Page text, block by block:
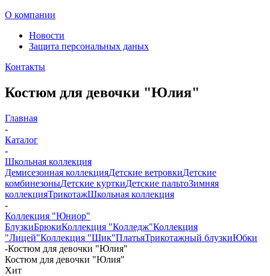
О компании
Новости
Защита персональных даных
Контакты
Костюм для девочки "Юлия"
Главная
-
Каталог
-
Школьная коллекция
Демисезонная коллекцияДетские ветровкиДетские
комбинезоныДетские курткиДетские пальтоЗимняя
коллекцияТрикотажШкольная коллекция
-
Коллекция "Юниор"
БлузкиБрюкиКоллекция "Колледж"Коллекция
"Лицей"Коллекция "Шик"ПлатьяТрикотажный блузкиЮбки
-Костюм для девочки "Юлия"
Костюм для девочки "Юлия"
Хит